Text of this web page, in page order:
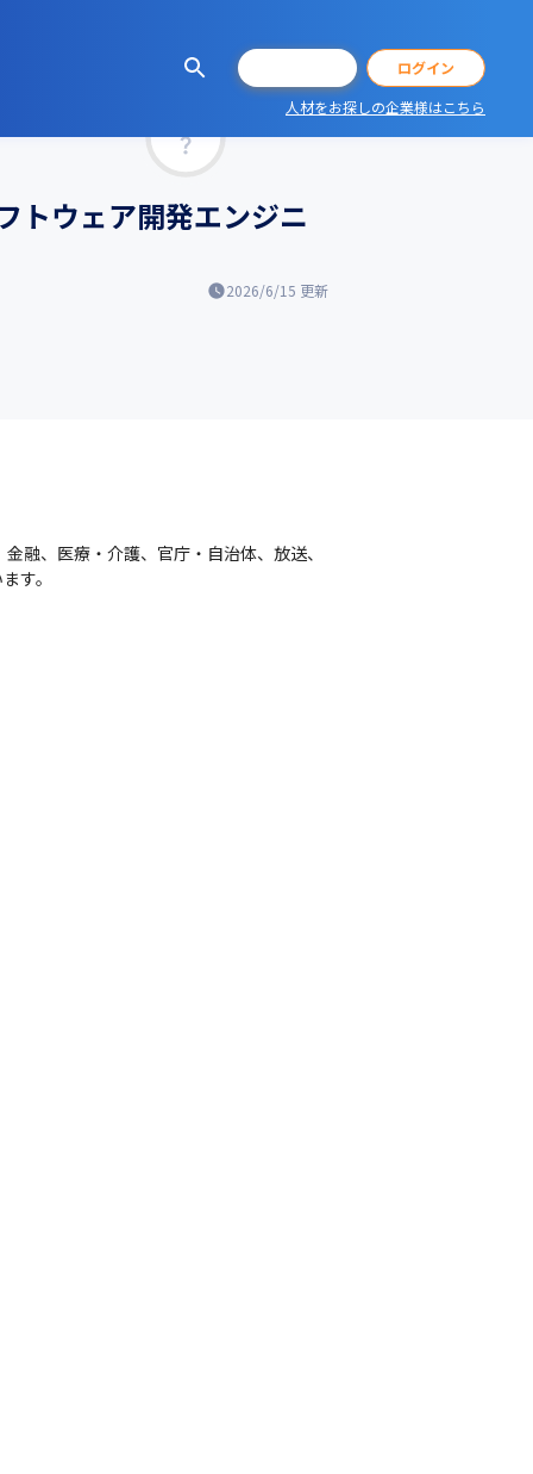
ログイン
人材をお探しの企業様はこちら
トウェア開発エンジニ
2026/6/15 更新
融、医療・介護、官庁・自治体、放送、
す。